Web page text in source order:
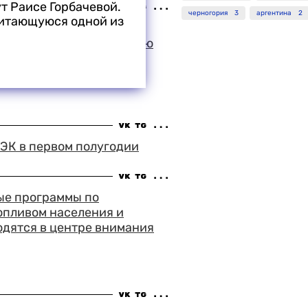
успех на
в Выборге выпал на долю
в первом полугодии
программы по
населения и
в центре внимания
черногория 3 аргентина 2
Раисе Горбачевой.
одной из